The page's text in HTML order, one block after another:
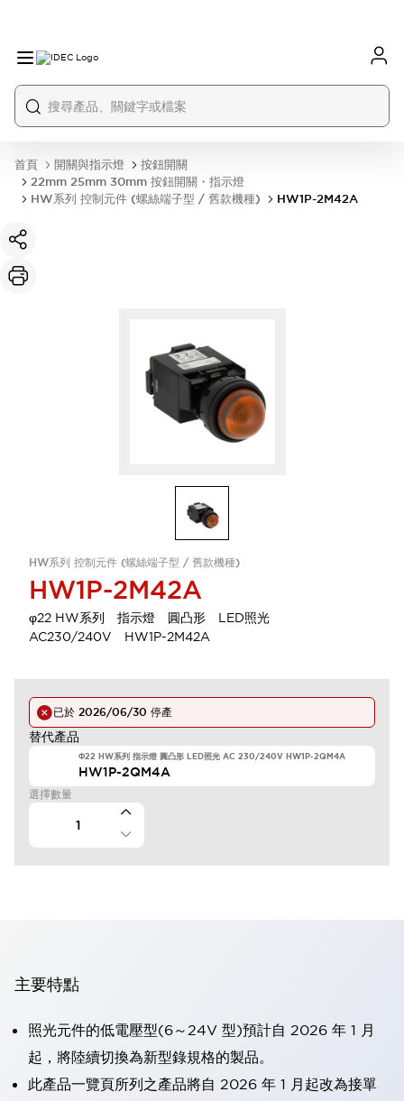
首頁 開關與指示燈
按鈕開關
22mm 25mm 30mm 按鈕開關・指示燈
HW系列 控制元件 (螺絲端子型 / 舊款機種)
HW1P-2M42A
HW系列 控制元件 (螺絲端子型 / 舊款機種)
HW1P-2M42A
φ22 HW系列 指示燈 圓凸形 LED照光
AC230/240V HW1P-2M42A
已於 2026/06/30 停產
替代產品
Φ22 HW系列 指示燈 圓凸形 LED照光 AC 230/240V HW1P-2QM4A
HW1P-2QM4A
選擇數量
主要特點
照光元件的低電壓型(6～24V 型)預計自 2026 年 1 月
起，將陸續切換為新型錄規格的製品。
此產品一覽頁所列之產品將自 2026 年 1 月起改為接單